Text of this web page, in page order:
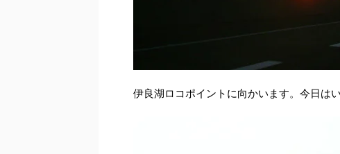
伊良湖ロコポイントに向かいます。今日は